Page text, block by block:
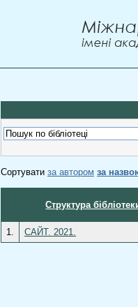
Сортувати за автором за
Структура
1. САЙТ. 2021.